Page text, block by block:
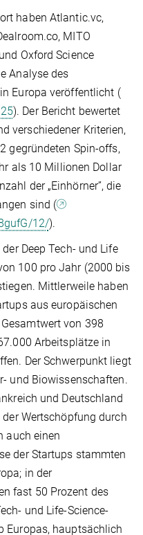
haben Atlantic.vc,
MITO
Oxford Science
Analyse des
Europa veröffentlicht (
). Der Bericht bewertet
verschiedener Kriterien,
gegründeten Spin-offs,
als 10 Millionen Dollar
der „Einhörner”, die
sind (
12/).
Deep Tech- und Life
100 pro Jahr (2000 bis
Mittlerweile haben
aus europäischen
von 398
Arbeitsplätze in
Der Schwerpunkt liegt
und Biowissenschaften.
und Deutschland
Wertschöpfung durch
auch einen
der Startups stammten
in der
fast 50 Prozent des
und Life-Science-
Europas, hauptsächlich